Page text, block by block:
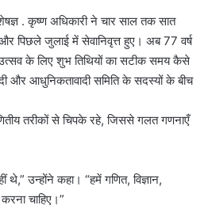
. कृष्ण अधिकारी ने चार साल तक सात
पिछले जुलाई में सेवानिवृत्त हुए। अब 77 वर्ष
के लिए शुभ तिथियों का सटीक समय कैसे
और आधुनिकतावादी समिति के सदस्यों के बीच
तरीकों से चिपके रहे, जिससे गलत गणनाएँ
उन्होंने कहा। “हमें गणित, विज्ञान,
चाहिए।”